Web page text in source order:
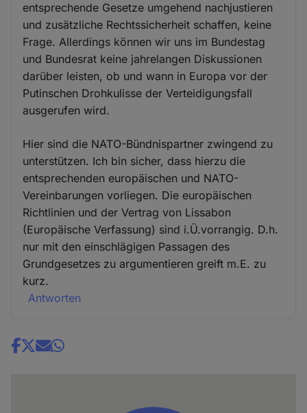
entsprechende Gesetze umgehend nachjustieren
und zusätzliche Rechtssicherheit schaffen, keine
Frage. Allerdings können wir uns im Bundestag
und Bundesrat keine jahrelangen Diskussionen
darüber leisten, ob und wann in Europa vor der
Putinschen Drohkulisse der Verteidigungsfall
ausgerufen wird.
Hier sind die NATO-Bündnispartner zwingend zu
unterstützen. Ich bin sicher, dass hierzu die
entsprechenden europäischen und NATO-
Vereinbarungen vorliegen. Die europäischen
Richtlinien und der Vertrag von Lissabon
(Europäische Verfassung) sind i.Ü.vorrangig. D.h.
nur mit den einschlägigen Passagen des
Grundgesetzes zu argumentieren greift m.E. zu
kurz.
Antworten
Share